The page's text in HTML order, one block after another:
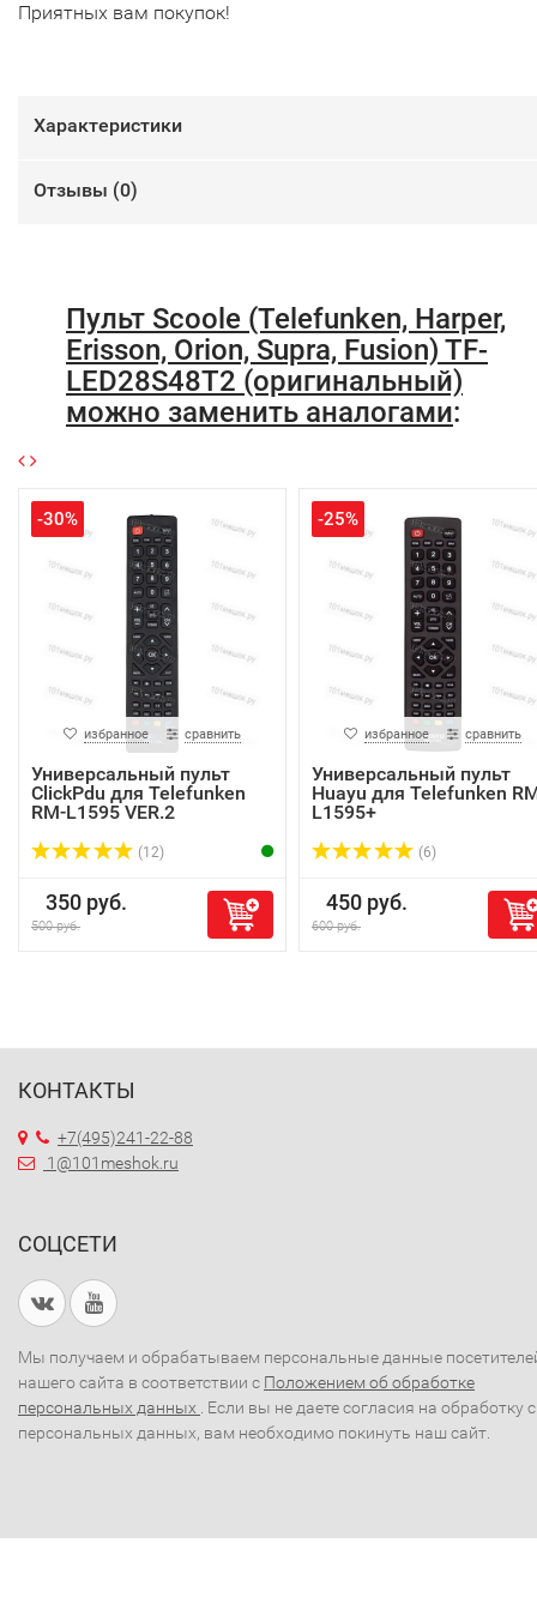
Приятных вам покупок!
Характеристики
Отзывы (0)
Пульт Scoole (Telefunken, Harper,
Erisson, Orion, Supra, Fusion) TF-
LED28S48T2 (оригинальный)
можно заменить аналогами:
-30%
избранное сравнить
Универсальный пульт
ClickPdu для Telefunken
RM-L1595 VER.2
(12)
350 руб.
500 руб.
-25%
избранное сравнить
Универсальный пульт
Huayu для Telefunken
L1595+
(6)
450 руб.
600 руб.
КОНТАКТЫ
+7(495)241-22-88
1@101meshok.ru
СОЦСЕТИ
Мы получаем и обрабатываем персональные данные
нашего сайта в соответствии с Положением об обработке
персональных данных . Если вы не даете согласия на обработку
персональных данных, вам необходимо покинуть наш сайт.